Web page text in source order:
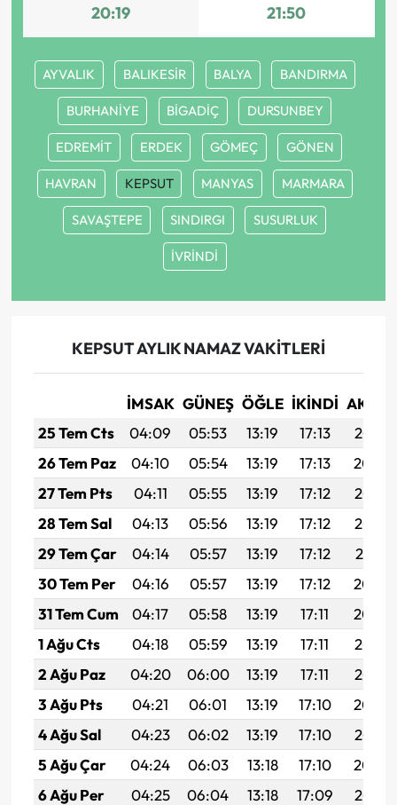
20:19 21:50
AYVALIK BALIKESİR BALYA BANDIRMA
BURHANİYE BİGADİÇ DURSUNBEY
EDREMİT ERDEK GÖMEÇ GÖNEN
HAVRAN KEPSUT MANYAS MARMARA
SAVAŞTEPE SINDIRGI SUSURLUK
İVRİNDİ
KEPSUT AYLIK NAMAZ VAKITLERI
İMSAK GÜNEŞ ÖĞLE İKINDI
25 Tem Cts
04:09 05:53 13:19 17:13
20:35
26 Tem Paz
04:10 05:54 13:19 17:13
20:34
27 Tem Pts
04:11 05:55 13:19 17:12
20:33
28 Tem Sal
04:13 05:56 13:19 17:12
20:32
29 Tem Çar
04:14 05:57 13:19 17:12
20:31
30 Tem Per
04:16 05:57 13:19 17:12
20:30
31 Tem Cum
04:17 05:58 13:19 17:11
20:29
1 Ağu Cts
04:18 05:59 13:19 17:11
20:28
2 Ağu Paz
04:20 06:00 13:19 17:11
20:27
3 Ağu Pts
04:21 06:01 13:19 17:10
20:26
4 Ağu Sal
04:23 06:02 13:19 17:10
20:25
5 Ağu Çar
04:24 06:03 13:18 17:10
20:24
6 Ağu Per
04:25 06:04 13:18 17:09 20:23